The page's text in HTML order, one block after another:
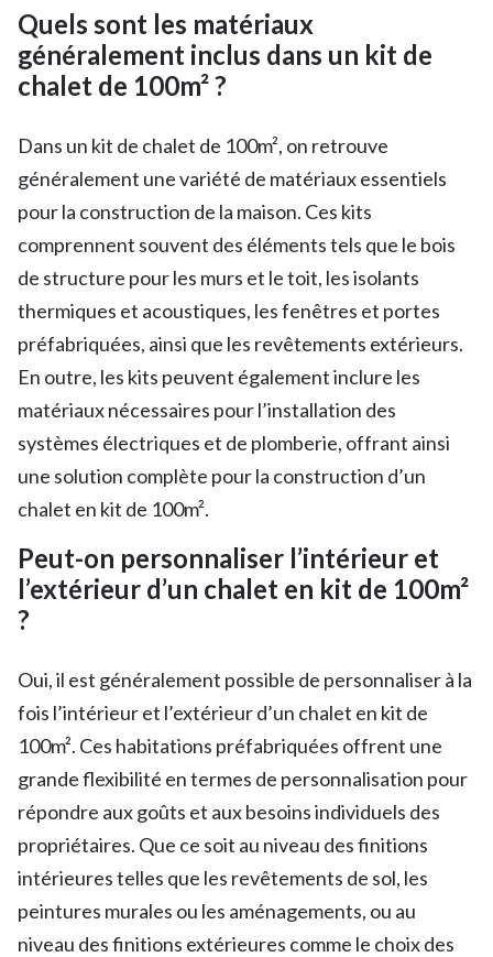
Quels sont les matériaux
généralement inclus dans un kit de
chalet de 100m² ?
Dans un kit de chalet de 100m², on retrouve
généralement une variété de matériaux essentiels
pour la construction de la maison. Ces kits
comprennent souvent des éléments tels que le bois
de structure pour les murs et le toit, les isolants
thermiques et acoustiques, les fenêtres et portes
préfabriquées, ainsi que les revêtements extérieurs.
En outre, les kits peuvent également inclure les
matériaux nécessaires pour l’installation des
systèmes électriques et de plomberie, offrant ainsi
une solution complète pour la construction d’un
chalet en kit de 100m².
Peut-on personnaliser l’intérieur et
l’extérieur d’un chalet en kit de 100m²
?
Oui, il est généralement possible de personnaliser à la
fois l’intérieur et l’extérieur d’un chalet en kit de
100m². Ces habitations préfabriquées offrent une
grande flexibilité en termes de personnalisation pour
répondre aux goûts et aux besoins individuels des
propriétaires. Que ce soit au niveau des finitions
intérieures telles que les revêtements de sol, les
peintures murales ou les aménagements, ou au
niveau des finitions extérieures comme le choix des